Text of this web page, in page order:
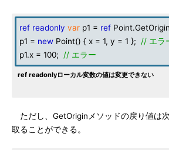
ref readonly var p1 = ref
p1 = new Point() { x = 1, y = 1 }; // エラ
p1.x = 100; // エラー
ref readonlyローカル変数の値は変更できない
ただし、GetOriginメソッドの戻り値は
取ることができる。